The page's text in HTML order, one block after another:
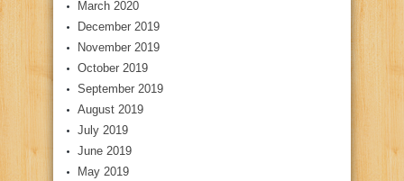
March 2020
December 2019
November 2019
October 2019
September 2019
August 2019
July 2019
June 2019
May 2019